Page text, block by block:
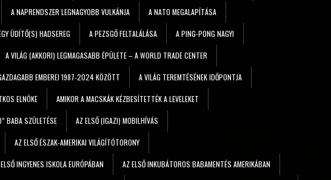
A NAPRENDSZER LEGNAGYOBB VULKÁNJA A NATO MEGALAPÍTÁSA
ÜDÍTŐ(S) HADSEREG A PEZSGŐ FELTALÁLÁSA A PING-PONG NAGYI
A VILÁG (AKKORI) LEGMAGASABB ÉPÜLETE – A WORLD TRADE CENTER
EMBEREI 1987-2024 KÖZÖTT A VILÁG TEREMTÉSÉNEK IDŐPONTJA
ELNÖKE AMIKOR A MACSKÁK KÉZBESÍTETTÉK A LEVELEKET
BABA SZÜLETÉSE AZ ELSŐ (IGAZI) MOBILHÍVÁS
AZ ELSŐ ÉSZAK-AMERIKAI VILÁGÍTÓTORONY
INGYENES ISKOLA EURÓPÁBAN AZ ELSŐ INKUBÁTOROS BABAMENTÉS AMERIKÁBAN